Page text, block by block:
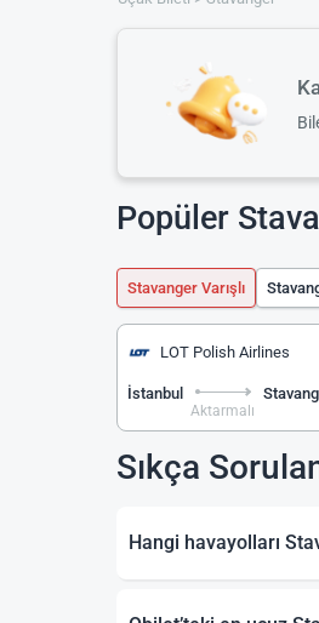
Popüler
Stavanger Varışlı
LOT Polish Airlines
İstanbul
Aktarmalı
Sıkça
Hangi havayolları